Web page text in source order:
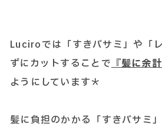
Luciroでは「すきバサミ」や「
ずにカットすることで『髪に余
ようにしています＊
髪に負担のかかる「すきバサミ